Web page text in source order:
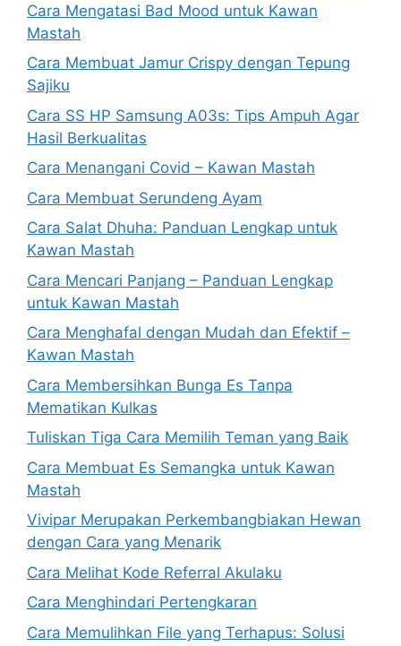
Cara Mengatasi Bad Mood untuk Kawan
Mastah
Cara Membuat Jamur Crispy dengan Tepung
Sajiku
Cara SS HP Samsung A03s: Tips Ampuh Agar
Hasil Berkualitas
Cara Menangani Covid – Kawan Mastah
Cara Membuat Serundeng Ayam
Cara Salat Dhuha: Panduan Lengkap untuk
Kawan Mastah
Cara Mencari Panjang – Panduan Lengkap
untuk Kawan Mastah
Cara Menghafal dengan Mudah dan Efektif –
Kawan Mastah
Cara Membersihkan Bunga Es Tanpa
Mematikan Kulkas
Tuliskan Tiga Cara Memilih Teman yang Baik
Cara Membuat Es Semangka untuk Kawan
Mastah
Vivipar Merupakan Perkembangbiakan Hewan
dengan Cara yang Menarik
Cara Melihat Kode Referral Akulaku
Cara Menghindari Pertengkaran
Cara Memulihkan File yang Terhapus: Solusi